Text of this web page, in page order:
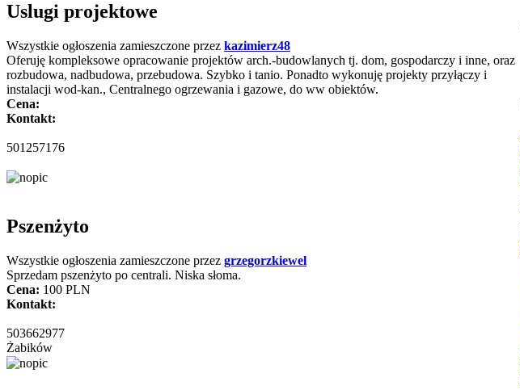
Uslugi projektowe
Wszystkie ogłoszenia zamieszczone przez kazimierz48
Oferuję kompleksowe opracowanie projektów arch.-budowlanych tj. dom, gospodarczy i inne, oraz
rozbudowa, nadbudowa, przebudowa. Szybko i tanio. Ponadto wykonuję projekty przyłączy i
instalacji wod-kan., Centralnego ogrzewania i gazowe, do ww obiektów.
Cena:
Kontakt:
501257176
Pszenżyto
Wszystkie ogłoszenia zamieszczone przez grzegorzkiewel
Sprzedam pszenżyto po centrali. Niska słoma.
Cena: 100 PLN
Kontakt:
503662977
Żabików